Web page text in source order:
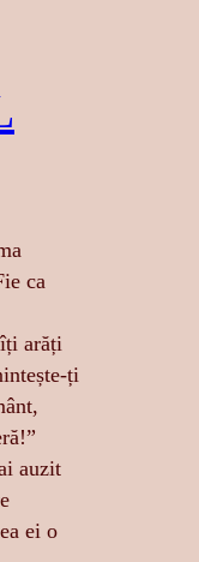
ca
arăți
ți
auzit
ei o